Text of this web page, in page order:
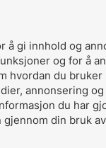
å gi innhold og
og for å
hvordan du
annonsering
du har
din bruk
Til
toppen